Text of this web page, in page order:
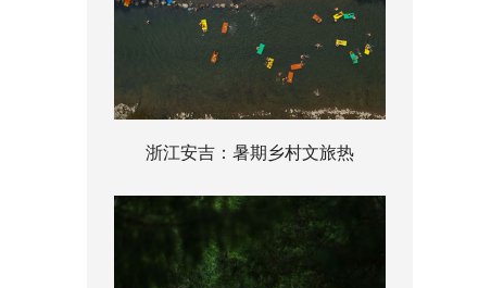
浙江安吉：暑期乡村文旅热